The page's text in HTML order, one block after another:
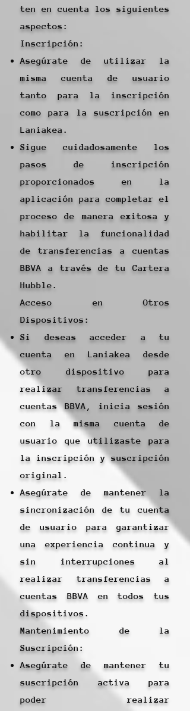
ten en cuenta los siguientes
aspectos:
Inscripción:
Asegúrate de utilizar la
misma cuenta de usuario
tanto para la inscripción
como para la suscripción en
Laniakea.
Sigue cuidadosamente los
pasos de inscripción
proporcionados en la
aplicación para completar el
proceso de manera exitosa y
habilitar la funcionalidad
de transferencias a cuentas
BBVA a través de tu Cartera
Hubble.
Acceso en Otros
Dispositivos:
Si deseas acceder a tu
cuenta en Laniakea desde
otro dispositivo para
realizar transferencias a
cuentas BBVA, inicia sesión
con la misma cuenta de
usuario que utilizaste para
la inscripción y suscripción
original.
Asegúrate de mantener la
sincronización de tu cuenta
de usuario para garantizar
una experiencia continua y
sin interrupciones al
realizar transferencias a
cuentas BBVA en todos tus
dispositivos.
Mantenimiento de la
Suscripción:
Asegúrate de mantener tu
suscripción activa para
poder realizar